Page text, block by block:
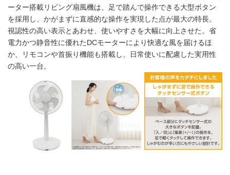
ーター搭載リビング扇風機は、足で踏んで操作できる大型ボタン
を採用し、かがまずに直感的な操作を実現した点が最大の特長。
視認性の高い表示とあわせ、使いやすさを大幅に向上させた。省
電力かつ静音性に優れたDCモーターにより快適な風を届けるほ
か、リモコンや首振り機能も搭載し、日常使いに配慮した実用性
の高い一台。